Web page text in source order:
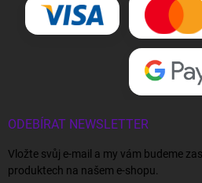
ODEBÍRAT NEWSLETTER
Vložte svůj e-mail a my vám budeme
produktech na našem e-shopu.